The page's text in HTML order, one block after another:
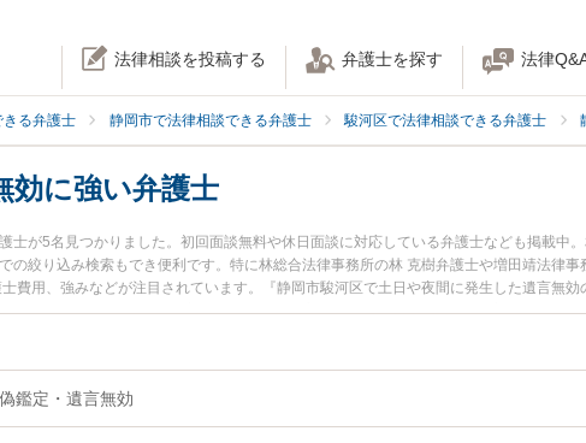
法律相談を投稿する 弁護士を探す 法律
る弁護士 静岡市で法律相談できる弁護士 駿河区で法律相談できる弁護士
効に強い弁護士
士が5名見つかりました。初回面談無料や休日面談に対応している弁護士なども掲載中
の絞り込み検索もでき便利です。特に林総合法律事務所の林 克樹弁護士や増田靖法律
費用、強みなどが注目されています。『静岡市駿河区で土日や夜間に発生した遺言無効
の弁護士を検索したい』『初回相談無料で遺言無効を法律相談できる静岡市駿河区内の
鑑定・遺言無効